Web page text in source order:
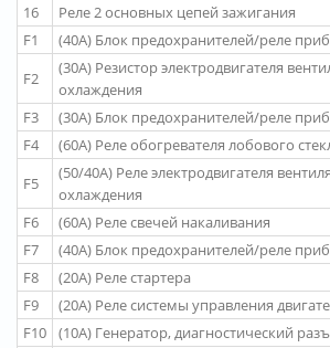
16
Реле 2 основных цепей зажигания
F1
(40A) Блок предохранителей/реле
F2
(30A) Резистор электродвигателя
охлаждения
F3
(30A) Блок предохранителей/реле
F4
(60A) Реле обогревателя лобового
F5
(50/40A) Реле электродвигателя
охлаждения
F6
(60A) Реле свечей накаливания
F7
(40A) Блок предохранителей/реле
F8
(20A) Реле стартера
F9
(20A) Реле системы управления
F10
(10A) Генератор, диагностический